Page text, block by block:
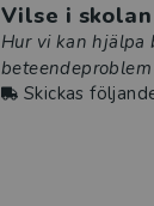
Vilse i skolan
Hur vi kan hjälpa
Skickas